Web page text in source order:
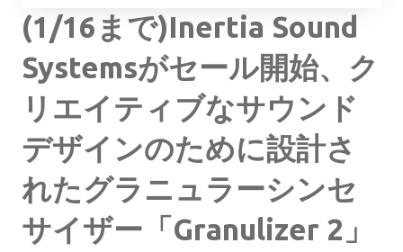
(1/16まで)Inertia Sound
Systemsがセール開始、ク
リエイティブなサウンド
デザインのために設計さ
れたグラニュラーシンセ
サイザー「Granulizer 2」